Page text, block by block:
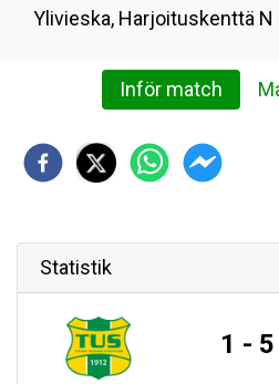
Ylivieska, Harjoituskenttä N
Inför match
Statistik
1 - 5